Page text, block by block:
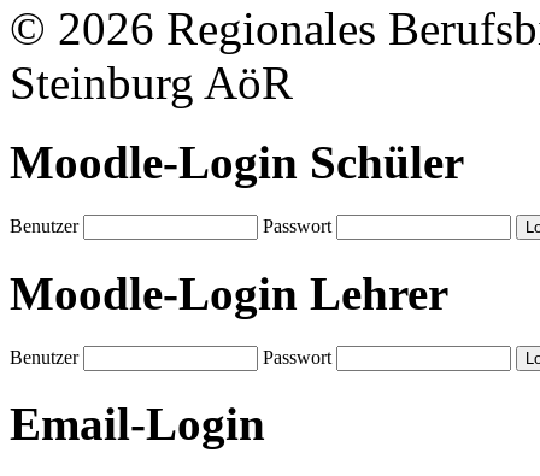
© 2026 Regionales
Steinburg AöR
Moodle-Login Schüler
Benutzer Passwort
Moodle-Login Lehrer
Benutzer Passwort
Email-Login